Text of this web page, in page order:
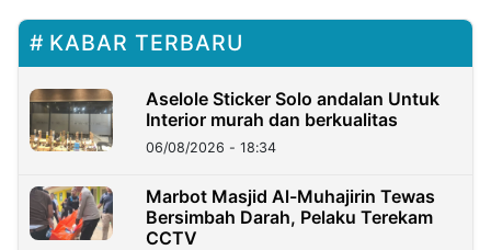
KABAR TERBARU
Aselole Sticker Solo andalan Untuk
Interior murah dan berkualitas
06/08/2026 - 18:34
Marbot Masjid Al-Muhajirin Tewas
Bersimbah Darah, Pelaku Terekam
CCTV